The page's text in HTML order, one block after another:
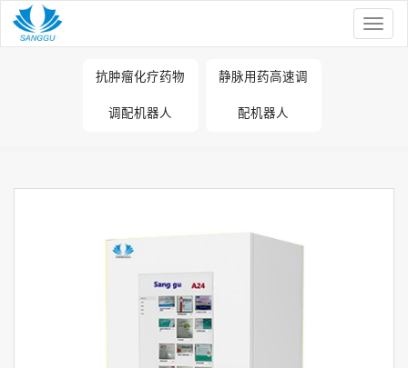
Toggle
抗肿瘤化疗药物
调配机器人
静脉用药高速调
配机器人